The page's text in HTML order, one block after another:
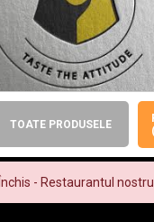
TOATE PRODUSELE
Închis - Restaurantul